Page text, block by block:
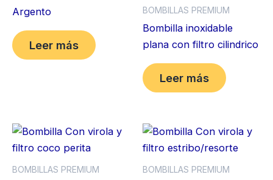
Argento
Leer más
BOMBILLAS PREMIUM
Bombilla inoxidable
plana con filtro cilindrico
Leer más
BOMBILLAS PREMIUM BOMBILLAS PREMIUM